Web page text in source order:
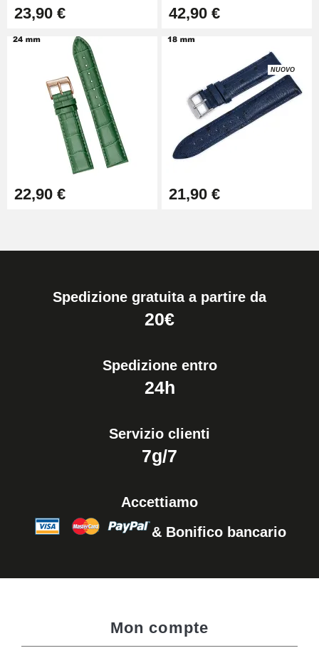
23,90 € 42,90 €
22,90 €
NUOVO
21,90 €
Spedizione gratuita a partire da
20€
Spedizione entro
24h
Servizio clienti
7g/7
Accettiamo
& Bonifico bancario
Mon compte